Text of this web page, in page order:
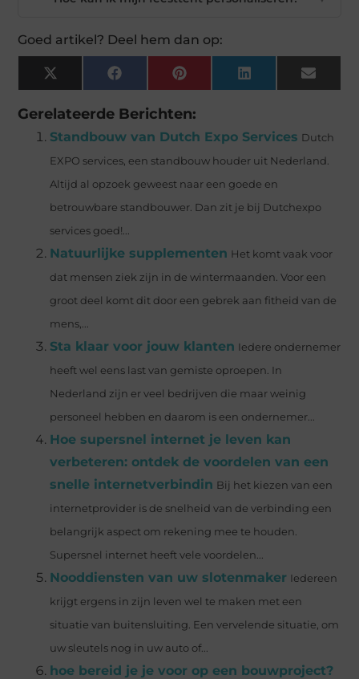
Goed artikel? Deel hem dan op:
X
(Twitter)
Facebook Pinterest LinkedIn Email
Gerelateerde Berichten:
Standbouw van Dutch Expo Services Dutch
EXPO services, een standbouw houder uit Nederland.
Altijd al opzoek geweest naar een goede en
betrouwbare standbouwer. Dan zit je bij Dutchexpo
services goed!...
Natuurlijke supplementen Het komt vaak voor
dat mensen ziek zijn in de wintermaanden. Voor een
groot deel komt dit door een gebrek aan fitheid van de
mens,...
Sta klaar voor jouw klanten Iedere ondernemer
heeft wel eens last van gemiste oproepen. In
Nederland zijn er veel bedrijven die maar weinig
personeel hebben en daarom is een ondernemer...
Hoe supersnel internet je leven kan
verbeteren: ontdek de voordelen van een
snelle internetverbindin Bij het kiezen van een
internetprovider is de snelheid van de verbinding een
belangrijk aspect om rekening mee te houden.
Supersnel internet heeft vele voordelen...
Nooddiensten van uw slotenmaker Iedereen
krijgt ergens in zijn leven wel te maken met een
situatie van buitensluiting. Een vervelende situatie, om
uw sleutels nog in uw auto of...
hoe bereid je je voor op een bouwproject?